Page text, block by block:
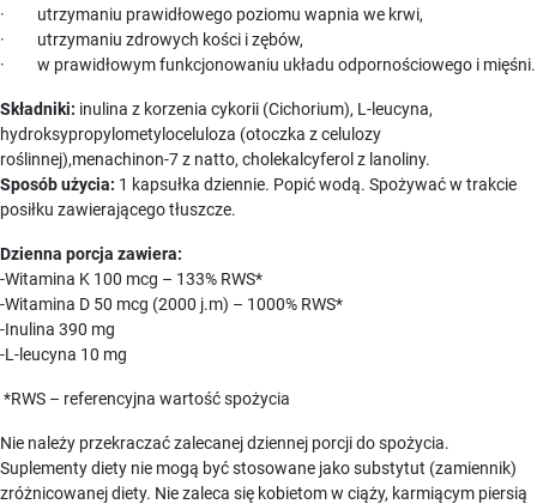
· utrzymaniu prawidłowego poziomu wapnia we krwi,
· utrzymaniu zdrowych kości i zębów,
· w prawidłowym funkcjonowaniu układu odpornościowego i mięśni.
Składniki: inulina z korzenia cykorii (Cichorium), L-leucyna,
hydroksypropylometyloceluloza (otoczka z celulozy
roślinnej),menachinon-7 z natto, cholekalcyferol z lanoliny.
Sposób użycia: 1 kapsułka dziennie. Popić wodą. Spożywać w trakcie
posiłku zawierającego tłuszcze.
Dzienna porcja zawiera:
-Witamina K 100 mcg – 133% RWS*
-Witamina D 50 mcg (2000 j.m) – 1000% RWS*
-Inulina 390 mg
-L-leucyna 10 mg
*RWS – referencyjna wartość spożycia
Nie należy przekraczać zalecanej dziennej porcji do spożycia.
Suplementy diety nie mogą być stosowane jako substytut (zamiennik)
zróżnicowanej diety. Nie zaleca się kobietom w ciąży, karmiącym piersią